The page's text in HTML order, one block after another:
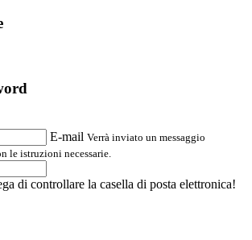
E-mail Verrà inviato un messaggio
le istruzioni necessarie.
di controllare la casella di posta elettronica!